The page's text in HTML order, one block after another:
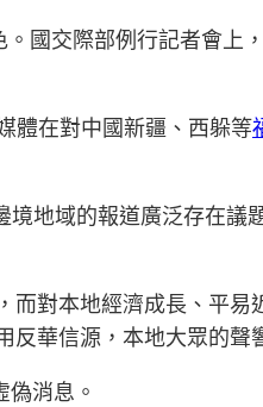
國交際部例行記者會上
體在對中國新疆、西躲等
境地域的報道廣泛存在議
而對本地經濟成長、平易
華信源，本地大眾的聲
消息。